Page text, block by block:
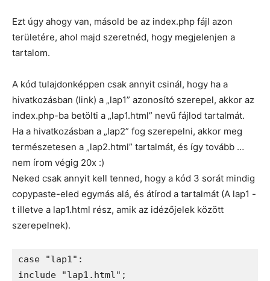
Ezt úgy ahogy van, másold be az index.php fájl azon
területére, ahol majd szeretnéd, hogy megjelenjen a
tartalom.
A kód tulajdonképpen csak annyit csinál, hogy ha a
hivatkozásban (link) a „lap1” azonosító szerepel, akkor az
index.php-ba betölti a „lap1.html” nevű fájlod tartalmát.
Ha a hivatkozásban a „lap2” fog szerepelni, akkor meg
természetesen a „lap2.html” tartalmát, és így tovább …
nem írom végig 20x :)
Neked csak annyit kell tenned, hogy a kód 3 sorát mindig
copypaste-eled egymás alá, és átírod a tartalmát (A lap1 -
t illetve a lap1.html rész, amik az idézőjelek között
szerepelnek).
case "lap1":
include "lap1.html";